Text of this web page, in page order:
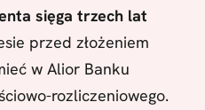
sięga trzech lat
przed złożeniem
w Alior Banku
rozliczeniowego.